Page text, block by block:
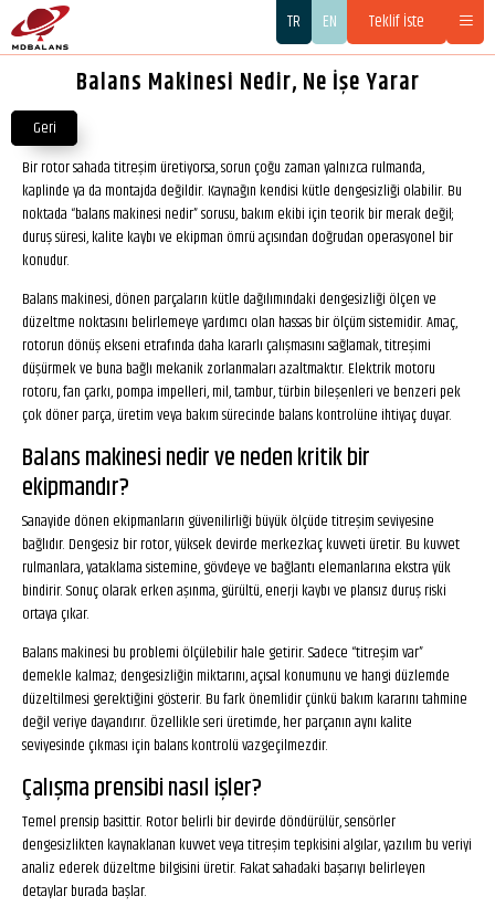
TR EN Teklif İste
Balans Makinesi Nedir, Ne İşe Yarar
Geri
Bir rotor sahada titreşim üretiyorsa, sorun çoğu zaman yalnızca rulmanda,
kaplinde ya da montajda değildir. Kaynağın kendisi kütle dengesizliği olabilir. Bu
noktada “balans makinesi nedir” sorusu, bakım ekibi için teorik bir merak değil;
duruş süresi, kalite kaybı ve ekipman ömrü açısından doğrudan operasyonel bir
konudur.
Balans makinesi, dönen parçaların kütle dağılımındaki dengesizliği ölçen ve
düzeltme noktasını belirlemeye yardımcı olan hassas bir ölçüm sistemidir. Amaç,
rotorun dönüş ekseni etrafında daha kararlı çalışmasını sağlamak, titreşimi
düşürmek ve buna bağlı mekanik zorlanmaları azaltmaktır. Elektrik motoru
rotoru, fan çarkı, pompa impelleri, mil, tambur, türbin bileşenleri ve benzeri pek
çok döner parça, üretim veya bakım sürecinde balans kontrolüne ihtiyaç duyar.
Balans makinesi nedir ve neden kritik bir
ekipmandır?
Sanayide dönen ekipmanların güvenilirliği büyük ölçüde titreşim seviyesine
bağlıdır. Dengesiz bir rotor, yüksek devirde merkezkaç kuvveti üretir. Bu kuvvet
rulmanlara, yataklama sistemine, gövdeye ve bağlantı elemanlarına ekstra yük
bindirir. Sonuç olarak erken aşınma, gürültü, enerji kaybı ve plansız duruş riski
ortaya çıkar.
Balans makinesi bu problemi ölçülebilir hale getirir. Sadece “titreşim var”
demekle kalmaz; dengesizliğin miktarını, açısal konumunu ve hangi düzlemde
düzeltilmesi gerektiğini gösterir. Bu fark önemlidir çünkü bakım kararını tahmine
değil veriye dayandırır. Özellikle seri üretimde, her parçanın aynı kalite
seviyesinde çıkması için balans kontrolü vazgeçilmezdir.
Çalışma prensibi nasıl işler?
Temel prensip basittir. Rotor belirli bir devirde döndürülür, sensörler
dengesizlikten kaynaklanan kuvvet veya titreşim tepkisini algılar, yazılım bu veriyi
analiz ederek düzeltme bilgisini üretir. Fakat sahadaki başarıyı belirleyen
detaylar burada başlar.